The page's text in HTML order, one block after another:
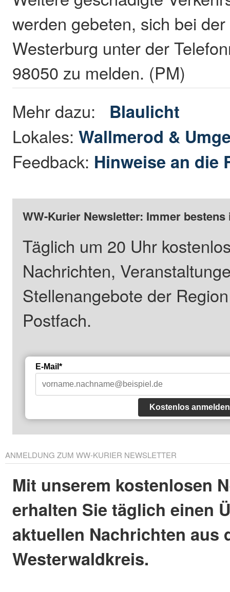
werden gebeten, sich bei
Westerburg unter der
98050 zu melden. (PM)
Mehr dazu: Blaulicht
Lokales:Wallmerod &
Feedback: Hinweise an die
WW-Kurier Newsletter: Immer
Täglich um 20 Uhr
Nachrichten,
Stellenangebote der
Postfach.
E-Mail*
Kostenlos anmelden
ANMELDUNG ZUM WW-KURIER NEWSLETTER
Mit unserem kostenlosen
erhalten Sie täglich einen
aktuellen Nachrichten aus
Westerwaldkreis.